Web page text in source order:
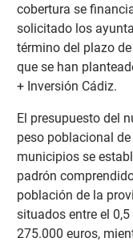
cobertura se
solicitado los
término del plazo
que se han
+ Inversión Cádiz.
El presupuesto del
peso poblacional
municipios se
padrón
población de la
situados entre el
275.000 euros,